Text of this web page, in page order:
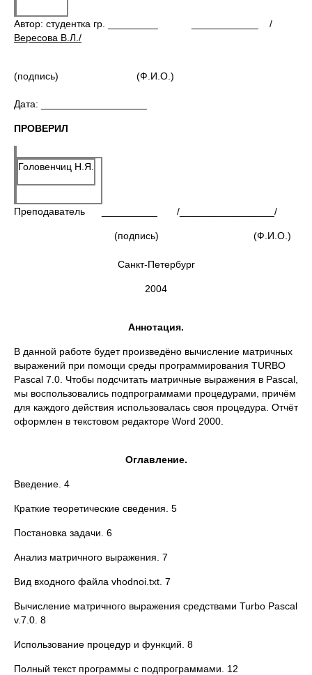
Автор: студентка гр. _________ ____________ /
Вересова В.Л./
(подпись) (Ф.И.О.)
Дата: ___________________
ПРОВЕРИЛ
Головенчиц Н.Я.
Преподаватель __________ /_________________/
(подпись) (Ф.И.О.)
Санкт-Петербург
2004
Аннотация.
В данной работе будет произведёно вычисление матричных
выражений при помощи среды программирования TURBO
Pascal 7.0. Чтобы подсчитать матричные выражения в Pascal,
мы воспользовались подпрограммами процедурами, причём
для каждого действия использовалась своя процедура. Отчёт
оформлен в текстовом редакторе Word 2000.
Оглавление.
Введение. 4
Краткие теоретические сведения. 5
Постановка задачи. 6
Анализ матричного выражения. 7
Вид входного файла vhodnoi.txt. 7
Вычисление матричного выражения средствами Turbo Pascal
v.7.0. 8
Использование процедур и функций. 8
Полный текст программы с подпрограммами. 12